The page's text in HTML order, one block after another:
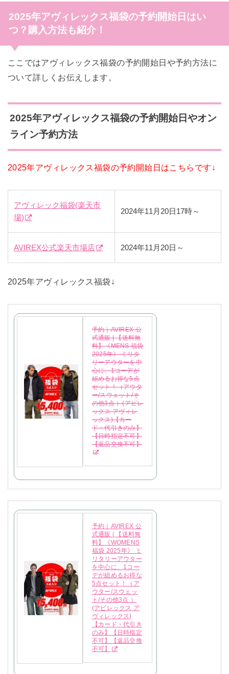
2025年アヴィレックス福袋の予約開始日はい
つ？購入方法も紹介！
ここではアヴィレックス福袋の予約開始日や予約方法に
ついて詳しくお伝えします。
2025年アヴィレックス福袋の予約開始日やオン
ライン予約方法
2025年アヴィレックス福袋の予約開始日はこちらです↓
アヴィレック福袋(楽天市
場)
2024年11月20日17時～
AVIREX公式楽天市場店 2024年11月20日～
2025年アヴィレックス福袋↓
予約｜AVIREX 公
式通販 | 【送料無
料】《MENS 福袋
2025年》 ミリタ
リーアウターを中
心に、1コーデが
組めるお得な5点
セット！（アウタ
ー/スウェット/そ
の他3点 ）(アビレ
ックス アヴィレ
ックス)【カー
ド・代引きのみ】
【日時指定不可】
【返品交換不可】
予約｜AVIREX 公
式通販 | 【送料無
料】《WOMENS
福袋 2025年》 ミ
リタリーアウター
を中心に、1コー
デが組めるお得な
5点セット！（ア
ウター/スウェッ
ト/その他3点 ）
(アビレックス ア
ヴィレックス)
【カード・代引き
のみ】【日時指定
不可】【返品交換
不可】